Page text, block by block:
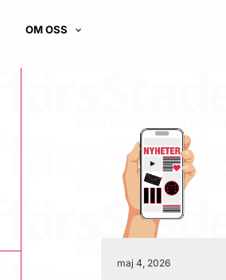
OM OSS
maj 4, 2026